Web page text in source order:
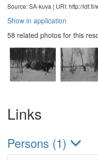
Source: SA-kuva | URI: http://
Show in application
58 related photos for this
Links
Persons (1)